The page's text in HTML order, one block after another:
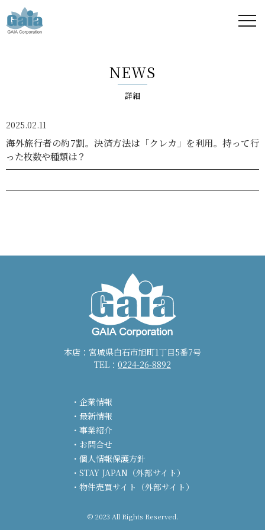
ア -
GAIA
Corporation
-
NEWS
詳細
2025.02.11
海外旅行者の約7割。決済方法は「クレカ」を利用。持って行
った枚数や種類は？
本店：宮城県白石市旭町1丁目5番7号
TEL： 0224-26-8892
企業情報
最新情報
事業紹介
お問合せ
個人情報保護方針
STAY JAPAN（外部サイト）
物件売買サイト（外部サイト）
© 2023 All Rights Reserved.